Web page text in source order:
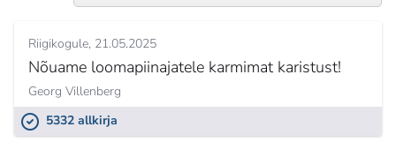
Riigikogule 21.05.2025
Nõuame loomapiinajatele karmimat karistust!
Georg Villenberg
5332 allkirja